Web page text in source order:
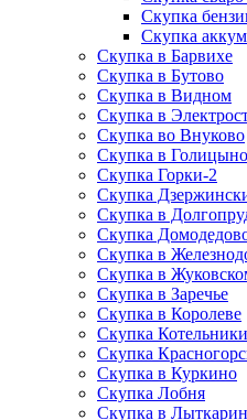
Скупка
Скупка
Скупка в Барвихе
Скупка в Бутово
Скупка в Видном
Скупка в
Скупка во Внуково
Скупка в Голицыно
Скупка Горки-2
Скупка
Скупка в
Скупка
Скупка в
Скупка в
Скупка в Заречье
Скупка в Королеве
Скупка Котельники
Скупка
Скупка в Куркино
Скупка Лобня
Скупка в